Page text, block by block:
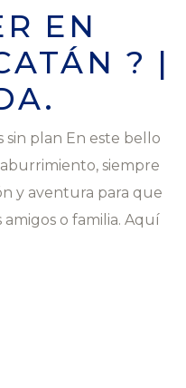
EN
? |
plan En este bello
siempre
y aventura para que
o familia. Aquí